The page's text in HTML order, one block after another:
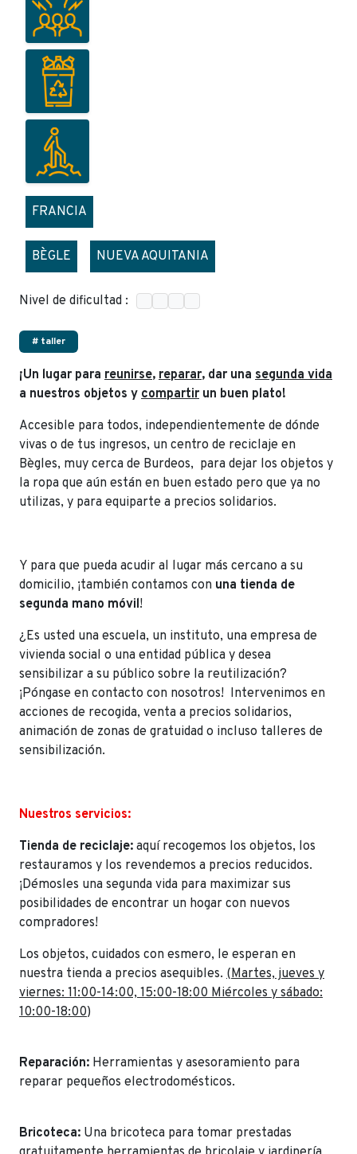
FRANCIA
BÈGLE NUEVA AQUITANIA
Nivel de dificultad :
# taller
¡Un lugar para reunirse, reparar, dar una segunda vida
a nuestros objetos y compartir un buen plato!
Accesible para todos, independientemente de dónde
vivas o de tus ingresos, un centro de reciclaje en
Bègles, muy cerca de Burdeos, para dejar los objetos y
la ropa que aún están en buen estado pero que ya no
utilizas, y para equiparte a precios solidarios.
Y para que pueda acudir al lugar más cercano a su
domicilio, ¡también contamos con una tienda de
segunda mano móvil!
¿Es usted una escuela, un instituto, una empresa de
vivienda social o una entidad pública y desea
sensibilizar a su público sobre la reutilización?
¡Póngase en contacto con nosotros! Intervenimos en
acciones de recogida, venta a precios solidarios,
animación de zonas de gratuidad o incluso talleres de
sensibilización.
Nuestros servicios:
Tienda de reciclaje: aquí recogemos los objetos, los
restauramos y los revendemos a precios reducidos.
¡Démosles una segunda vida para maximizar sus
posibilidades de encontrar un hogar con nuevos
compradores!
Los objetos, cuidados con esmero, le esperan en
nuestra tienda a precios asequibles. (Martes, jueves y
viernes: 11:00-14:00, 15:00-18:00 Miércoles y sábado:
10:00-18:00)
Reparación: Herramientas y asesoramiento para
reparar pequeños electrodomésticos.
Bricoteca: Una bricoteca para tomar prestadas